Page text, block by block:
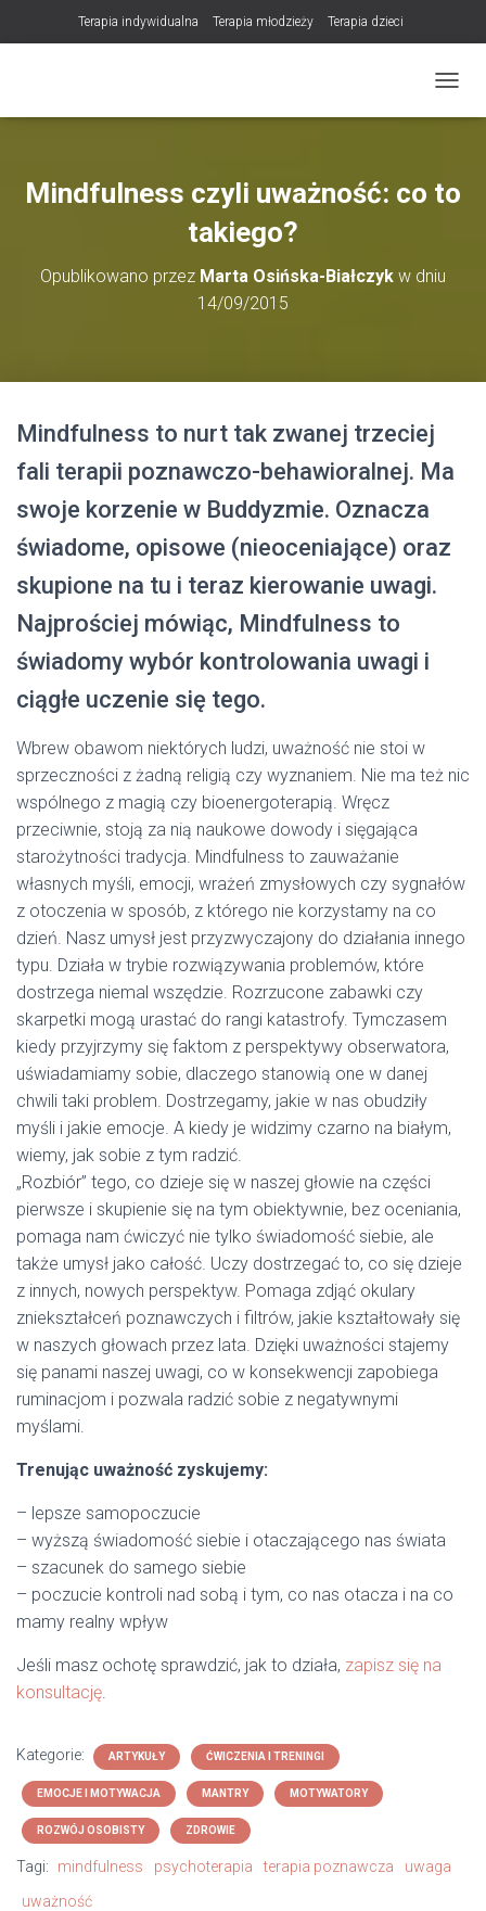
Terapia indywidualna Terapia młodzieży Terapia dzieci
NOWOŚĆ! Trening Komunikacji dla Par
LET Me Go! – Ekspresowa Terapia Lęku (IET)
Konsultacje rodzicielskie
Mindfulness czyli uważność: co to
takiego?
Opublikowano przez Marta Osińska-Białczyk w dniu
14/09/2015
Mindfulness to nurt tak zwanej trzeciej
fali terapii poznawczo-behawioralnej. Ma
swoje korzenie w Buddyzmie. Oznacza
świadome, opisowe (nieoceniające) oraz
skupione na tu i teraz kierowanie uwagi.
Najprościej mówiąc, Mindfulness to
świadomy wybór kontrolowania uwagi i
ciągłe uczenie się tego.
Wbrew obawom niektórych ludzi, uważność nie stoi w
sprzeczności z żadną religią czy wyznaniem. Nie ma też nic
wspólnego z magią czy bioenergoterapią. Wręcz
przeciwnie, stoją za nią naukowe dowody i sięgająca
starożytności tradycja. Mindfulness to zauważanie
własnych myśli, emocji, wrażeń zmysłowych czy sygnałów
z otoczenia w sposób, z którego nie korzystamy na co
dzień. Nasz umysł jest przyzwyczajony do działania innego
typu. Działa w trybie rozwiązywania problemów, które
dostrzega niemal wszędzie. Rozrzucone zabawki czy
skarpetki mogą urastać do rangi katastrofy. Tymczasem
kiedy przyjrzymy się faktom z perspektywy obserwatora,
uświadamiamy sobie, dlaczego stanowią one w danej
chwili taki problem. Dostrzegamy, jakie w nas obudziły
myśli i jakie emocje. A kiedy je widzimy czarno na białym,
wiemy, jak sobie z tym radzić.
„Rozbiór” tego, co dzieje się w naszej głowie na części
pierwsze i skupienie się na tym obiektywnie, bez oceniania,
pomaga nam ćwiczyć nie tylko świadomość siebie, ale
także umysł jako całość. Uczy dostrzegać to, co się dzieje
z innych, nowych perspektyw. Pomaga zdjąć okulary
zniekształceń poznawczych i filtrów, jakie kształtowały się
w naszych głowach przez lata. Dzięki uważności stajemy
się panami naszej uwagi, co w konsekwencji zapobiega
ruminacjom i pozwala radzić sobie z negatywnymi
myślami.
Trenując uważność zyskujemy:
– lepsze samopoczucie
– wyższą świadomość siebie i otaczającego nas świata
– szacunek do samego siebie
– poczucie kontroli nad sobą i tym, co nas otacza i na co
mamy realny wpływ
Jeśli masz ochotę sprawdzić, jak to działa, zapisz się na
konsultację.
Kategorie: ARTYKUŁY ĆWICZENIA I TRENINGI
EMOCJE I MOTYWACJA MANTRY MOTYWATORY
ROZWÓJ OSOBISTY ZDROWIE
Tagi: mindfulness psychoterapia terapia poznawcza
uwaga
uważność